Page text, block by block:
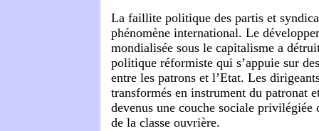
La faillite politique des partis et
phénomène international. Le
mondialisée sous le capitalisme a
politique réformiste qui s’appuie sur
entre les patrons et l’Etat. Les
transformés en instrument du patronat
devenus une couche sociale privilégiée
de la classe ouvrière.